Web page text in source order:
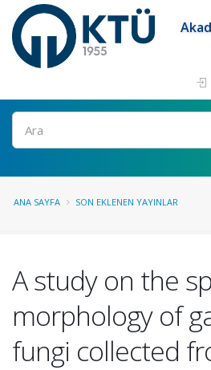
Ara
ANA SAYFA SON EKLENEN YAYINLAR
A study on the
morphology of
fungi collected